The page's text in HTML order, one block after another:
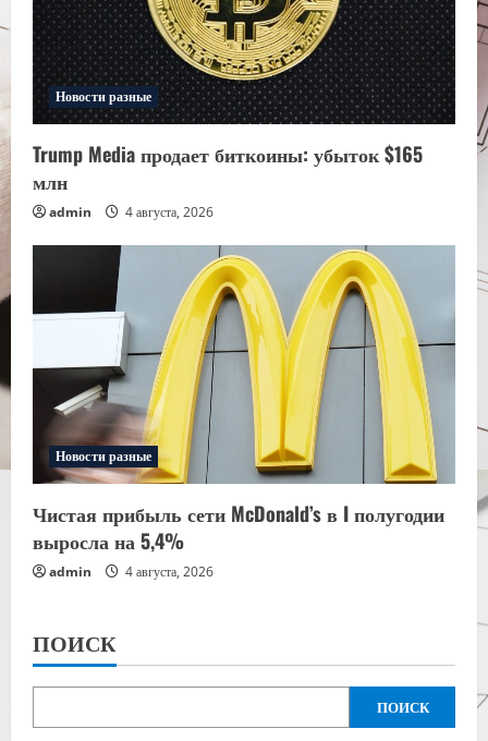
Новости разные
Trump Media продает биткоины: убыток $165
млн
admin 4 августа, 2026
Новости разные
Чистая прибыль сети McDonald’s в I полугодии
выросла на 5,4%
admin 4 августа, 2026
ПОИСК
ПОИСК